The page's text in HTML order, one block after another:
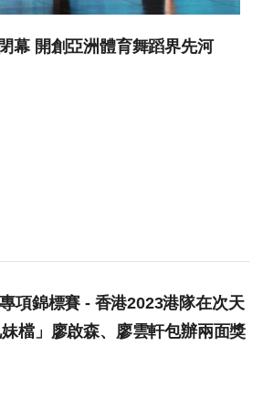
幕 開創亞洲體育舞蹈界先河
項錦標賽 - 香港2023港隊在次天
檔」廖啟森、廖雲軒包辦兩面獎